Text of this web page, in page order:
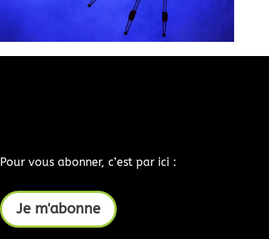
Pour vous abonner, c’est par ici :
Je m'abonne